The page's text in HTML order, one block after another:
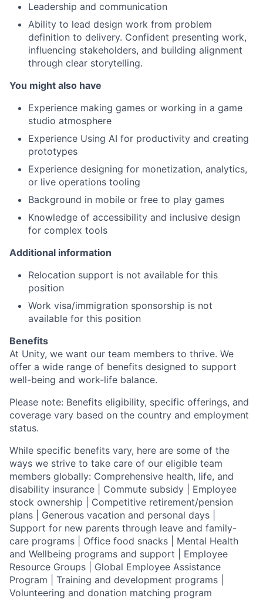
Leadership and communication
Ability to lead design work from problem
definition to delivery. Confident presenting work,
influencing stakeholders, and building alignment
through clear storytelling.
You might also have
Experience making games or working in a game
studio atmosphere
Experience Using AI for productivity and creating
prototypes
Experience designing for monetization, analytics,
or live operations tooling
Background in mobile or free to play games
Knowledge of accessibility and inclusive design
for complex tools
Additional information
Relocation support is not available for this
position
Work visa/immigration sponsorship is not
available for this position
Benefits
At Unity, we want our team members to thrive. We
offer a wide range of benefits designed to support
well-being and work-life balance.
Please note: Benefits eligibility, specific offerings, and
coverage vary based on the country and employment
status.
While specific benefits vary, here are some of the
ways we strive to take care of our eligible team
members globally: Comprehensive health, life, and
disability insurance | Commute subsidy | Employee
stock ownership | Competitive retirement/pension
plans | Generous vacation and personal days |
Support for new parents through leave and family-
care programs | Office food snacks | Mental Health
and Wellbeing programs and support | Employee
Resource Groups | Global Employee Assistance
Program | Training and development programs |
Volunteering and donation matching program